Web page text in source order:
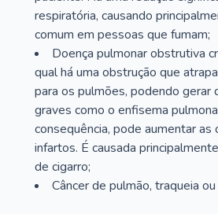
respiratória, causando
comum em pessoas que fumam;
Doença pulmonar obstrutiva
qual há uma obstrução que
para os pulmões, podendo gerar
graves como o enfisema
consequência, pode aumentar as
infartos. É causada
de cigarro;
Câncer de pulmão, traqueia